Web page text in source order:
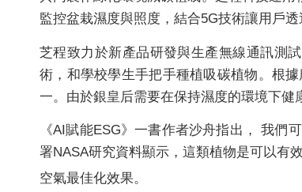
監控盆栽濕度與照度，結合5G技術讓用戶
芝程致力於新產品研發與生產無線通訊測
術，和學校學生手把手種植吸碳植物。根
一。由於銀皇后需要在保持濕度的環境下健
《AI賦能ESG》一書作者沙舟指出， 我
署NASA研究資料顯示，這類植物是可以有
空氣最佳化效果。